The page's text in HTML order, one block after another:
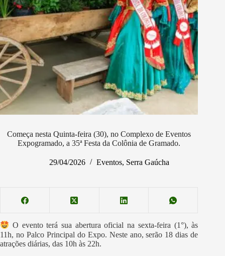
Começa nesta Quinta-feira (30), no Complexo de Eventos
Expogramado, a 35ª Festa da Colônia de Gramado.
29/04/2026 Eventos, Serra Gaúcha
O evento terá sua abertura oficial na sexta-feira (1°), às
11h, no Palco Principal do Expo. Neste ano, serão 18 dias de
atrações diárias, das 10h às 22h.